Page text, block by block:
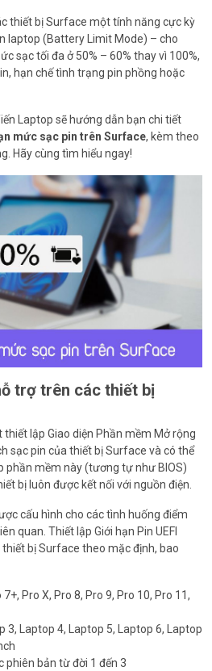
thiết bị Surface một tính năng cực kỳ
laptop (Battery Limit Mode) – cho
sạc tối đa ở 50% – 60% thay vì 100%,
hạn chế tình trạng pin phồng hoặc
Laptop sẽ hướng dẫn bạn chi tiết
mức sạc pin trên Surface, kèm theo
Hãy cùng tìm hiểu ngay!
trợ trên các thiết bị
thiết lập Giao diện Phần mềm Mở rộng
sạc pin của thiết bị Surface và có thể
phần mềm này (tương tự như BIOS)
bị luôn được kết nối với nguồn điện.
cấu hình cho các tình huống điểm
quan. Thiết lập Giới hạn Pin UEFI
bị Surface theo mặc định, bao
7+, Pro X, Pro 8, Pro 9, Pro 10, Pro 11,
3, Laptop 4, Laptop 5, Laptop 6, Laptop
phiên bản từ đời 1 đến 3